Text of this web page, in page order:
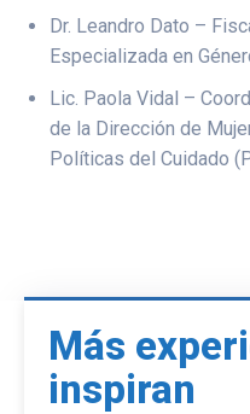
Dr. Leandro Dato –
Especializada en
Lic. Paola Vidal –
de la Dirección de
Políticas del Cuidado
Más
inspiran